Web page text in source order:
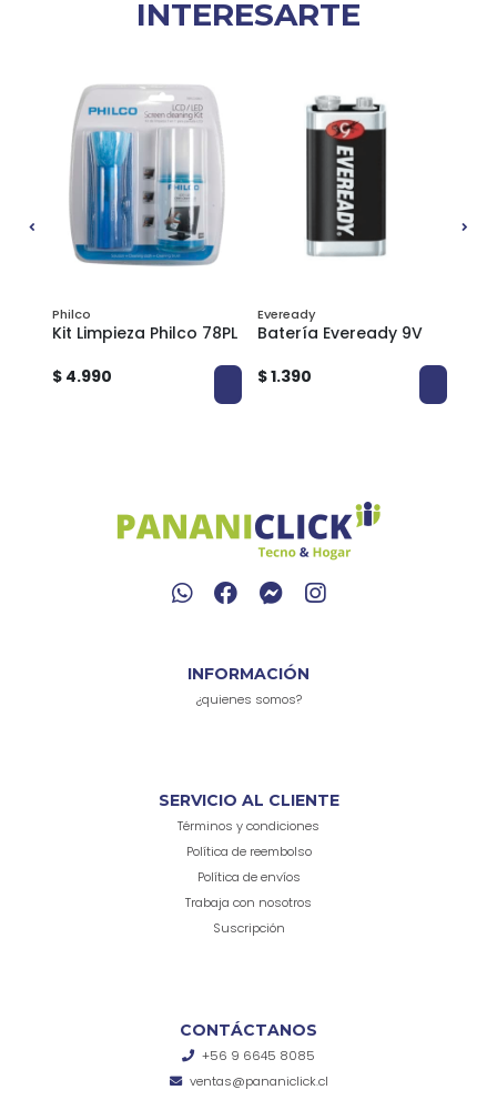
INTERESARTE
Philco
Kit Limpieza Philco 78PL
$ 4.990
Eveready
Batería Eveready 9V
$ 1.390
INFORMACIÓN
¿quienes somos?
SERVICIO AL CLIENTE
Términos y condiciones
Política de reembolso
Política de envíos
Trabaja con nosotros
Suscripción
CONTÁCTANOS
+56 9 6645 8085
ventas@pananiclick.cl